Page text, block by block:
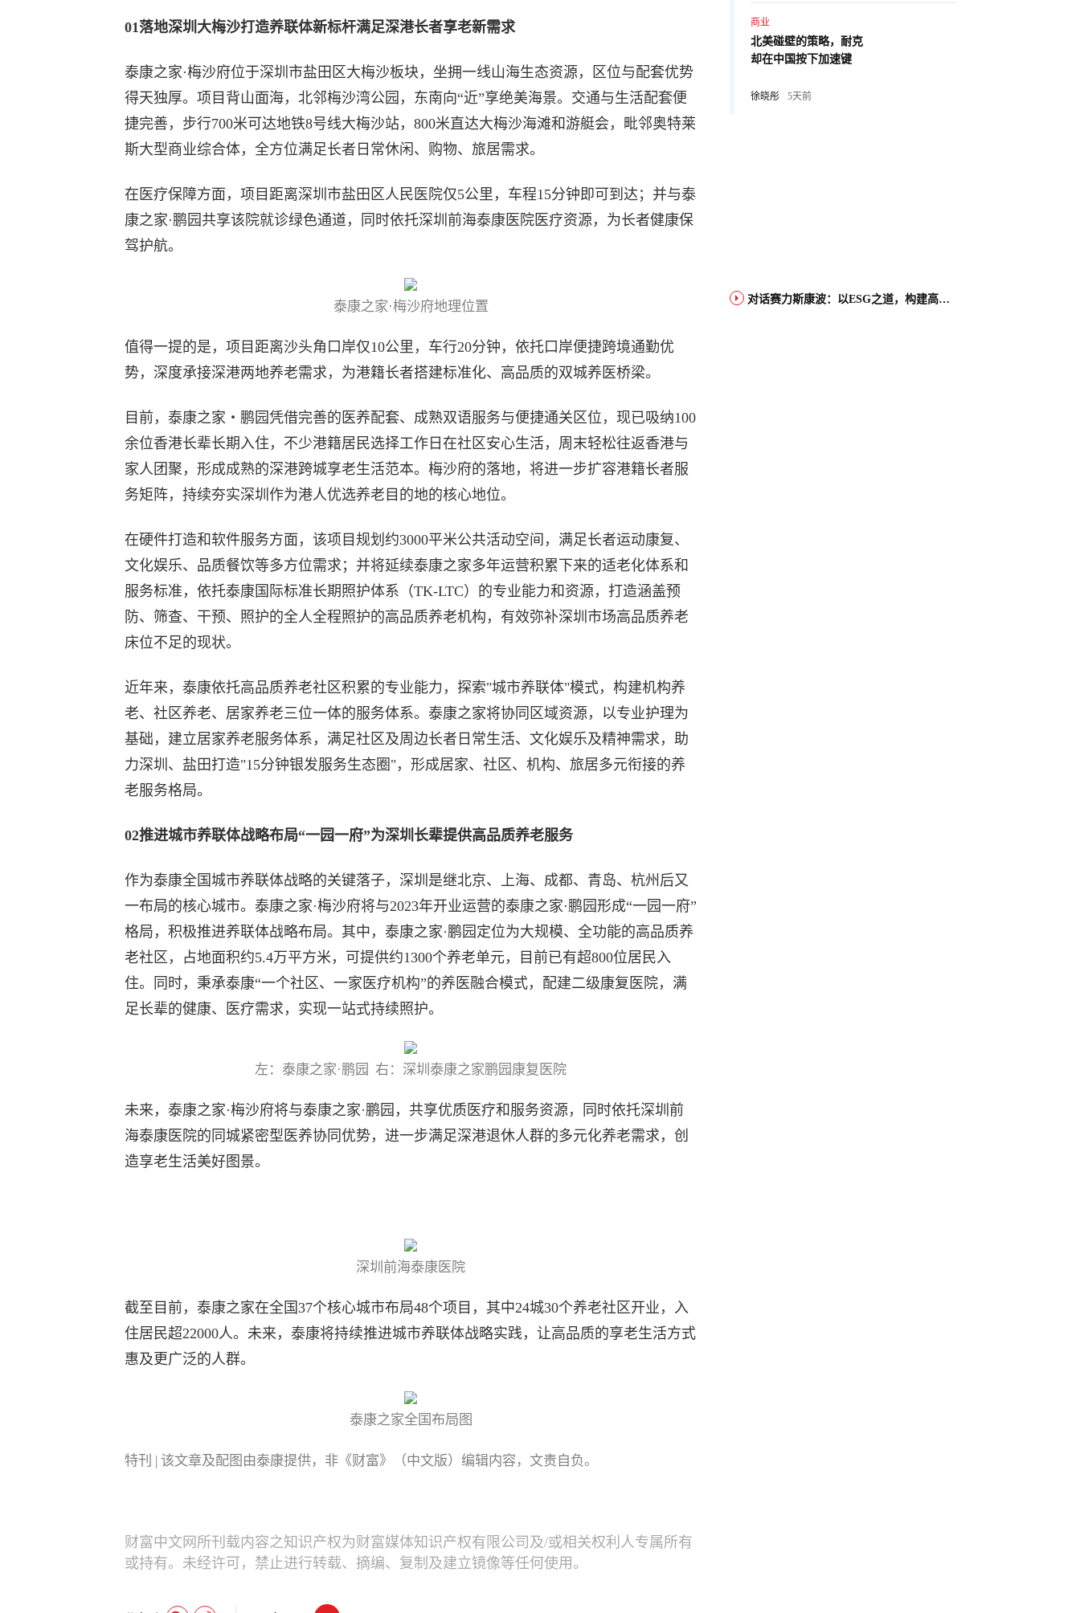
01落地深圳大梅沙打造养联体新标杆满足深港长者享老新需求
泰康之家·梅沙府位于深圳市盐田区大梅沙板块，坐拥一线山海生态资源，区位与配套优势
得天独厚。项目背山面海，北邻梅沙湾公园，东南向“近”享绝美海景。交通与生活配套便
捷完善，步行700米可达地铁8号线大梅沙站，800米直达大梅沙海滩和游艇会，毗邻奥特莱
斯大型商业综合体，全方位满足长者日常休闲、购物、旅居需求。
在医疗保障方面，项目距离深圳市盐田区人民医院仅5公里，车程15分钟即可到达；并与泰
康之家·鹏园共享该院就诊绿色通道，同时依托深圳前海泰康医院医疗资源，为长者健康保
驾护航。
泰康之家·梅沙府地理位置
值得一提的是，项目距离沙头角口岸仅10公里，车行20分钟，依托口岸便捷跨境通勤优
势，深度承接深港两地养老需求，为港籍长者搭建标准化、高品质的双城养医桥梁。
目前，泰康之家・鹏园凭借完善的医养配套、成熟双语服务与便捷通关区位，现已吸纳100
余位香港长辈长期入住，不少港籍居民选择工作日在社区安心生活，周末轻松往返香港与
家人团聚，形成成熟的深港跨城享老生活范本。梅沙府的落地，将进一步扩容港籍长者服
务矩阵，持续夯实深圳作为港人优选养老目的地的核心地位。
在硬件打造和软件服务方面，该项目规划约3000平米公共活动空间，满足长者运动康复、
文化娱乐、品质餐饮等多方位需求；并将延续泰康之家多年运营积累下来的适老化体系和
服务标准，依托泰康国际标准长期照护体系（TK-LTC）的专业能力和资源，打造涵盖预
防、筛查、干预、照护的全人全程照护的高品质养老机构，有效弥补深圳市场高品质养老
床位不足的现状。
近年来，泰康依托高品质养老社区积累的专业能力，探索"城市养联体"模式，构建机构养
老、社区养老、居家养老三位一体的服务体系。泰康之家将协同区域资源，以专业护理为
基础，建立居家养老服务体系，满足社区及周边长者日常生活、文化娱乐及精神需求，助
力深圳、盐田打造"15分钟银发服务生态圈"，形成居家、社区、机构、旅居多元衔接的养
老服务格局。
02推进城市养联体战略布局“一园一府”为深圳长辈提供高品质养老服务
作为泰康全国城市养联体战略的关键落子，深圳是继北京、上海、成都、青岛、杭州后又
一布局的核心城市。泰康之家·梅沙府将与2023年开业运营的泰康之家·鹏园形成“一园一府”
格局，积极推进养联体战略布局。其中，泰康之家·鹏园定位为大规模、全功能的高品质养
老社区，占地面积约5.4万平方米，可提供约1300个养老单元，目前已有超800位居民入
住。同时，秉承泰康“一个社区、一家医疗机构”的养医融合模式，配建二级康复医院，满
足长辈的健康、医疗需求，实现一站式持续照护。
左：泰康之家·鹏园 右：深圳泰康之家鹏园康复医院
未来，泰康之家·梅沙府将与泰康之家·鹏园，共享优质医疗和服务资源，同时依托深圳前
海泰康医院的同城紧密型医养协同优势，进一步满足深港退休人群的多元化养老需求，创
造享老生活美好图景。
深圳前海泰康医院
截至目前，泰康之家在全国37个核心城市布局48个项目，其中24城30个养老社区开业，入
住居民超22000人。未来，泰康将持续推进城市养联体战略实践，让高品质的享老生活方式
惠及更广泛的人群。
泰康之家全国布局图
特刊 | 该文章及配图由泰康提供，非《财富》（中文版）编辑内容，文责自负。
财富中文网所刊载内容之知识产权为财富媒体知识产权有限公司及/或相关权利人专属所有
或持有。未经许可，禁止进行转载、摘编、复制及建立镜像等任何使用。
商业
北美碰壁的策略，耐克
却在中国按下加速键
徐晓彤 5天前
对话赛力斯康波：以ESG之道，构建高端智能汽车品牌全球竞争力